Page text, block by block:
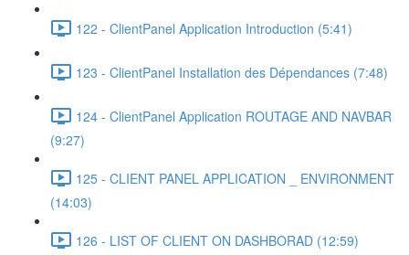
122 - ClientPanel Application Introduction (5:41)
123 - ClientPanel Installation des Dépendances (7:48)
124 - ClientPanel Application ROUTAGE AND NAVBAR
(9:27)
125 - CLIENT PANEL APPLICATION _ ENVIRONMENT
(14:03)
126 - LIST OF CLIENT ON DASHBORAD (12:59)